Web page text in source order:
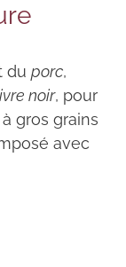
du porc,
noir, pour
à gros grains
avec